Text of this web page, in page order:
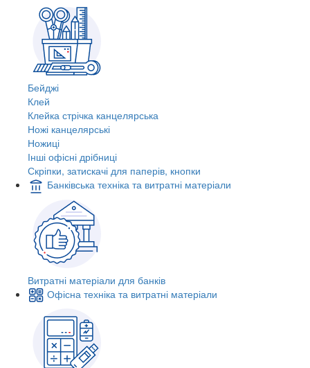
Бейджі
Клей
Клейка стрічка канцелярська
Ножі канцелярські
Ножиці
Інші офісні дрібниці
Скріпки, затискачі для паперів, кнопки
Банківська техніка та витратні матеріали
Витратні матеріали для банків
Офісна техніка та витратні матеріали